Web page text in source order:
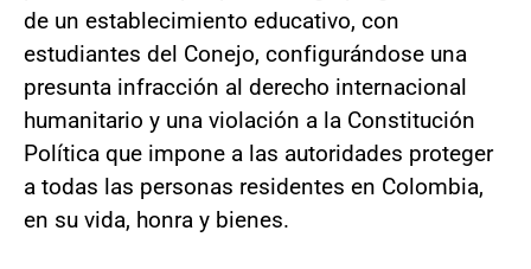
de un establecimiento educativo, con
estudiantes del Conejo, configurándose una
presunta infracción al derecho internacional
humanitario y una violación a la Constitución
Política que impone a las autoridades proteger
a todas las personas residentes en Colombia,
en su vida, honra y bienes.